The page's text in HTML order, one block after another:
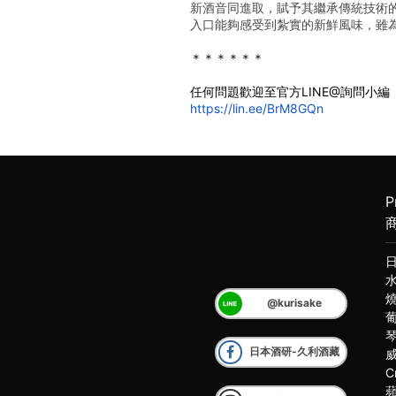
新酒音同進取，賦予其繼承傳統技術
入口能夠感受到紮實的新鮮風味，
﻿﻿＊＊＊＊＊＊
任何問題歡迎至官方LINE@詢問小編
https://lin.ee/BrM8GQn
@kurisake
日本酒研-久利酒藏